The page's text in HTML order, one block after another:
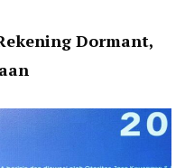
Dormant,